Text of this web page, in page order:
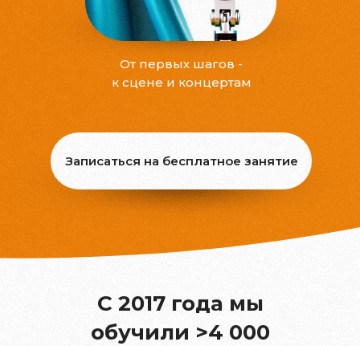
От первых шагов -
к сцене и концертам
Записаться на бесплатное занятие
С 2017 года мы
обучили >4 000